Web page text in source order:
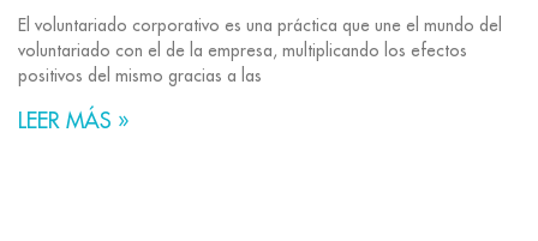
El voluntariado corporativo es una práctica que une el mundo del
voluntariado con el de la empresa, multiplicando los efectos
positivos del mismo gracias a las
LEER MÁS »